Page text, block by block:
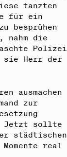
tanzten
für ein
besprühen
nahm die
Polizei
Herr der
ausmachen
zur
Jetzt sollte
städtischen
real